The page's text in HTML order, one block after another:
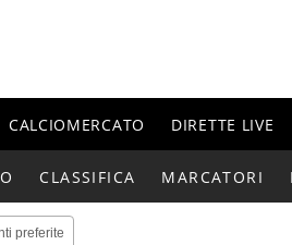
CALCIOMERCATO DIRETTE LIVE
CLASSIFICA MARCATORI
preferite